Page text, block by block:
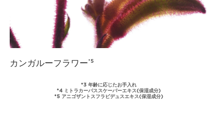
カンガルーフラワー*5
*3 年齢に応じたお手入れ
*4 ミトラカーパススケーバーエキス(保湿成分)
*5 アニゴザントスフラビデュスエキス(保湿成分)